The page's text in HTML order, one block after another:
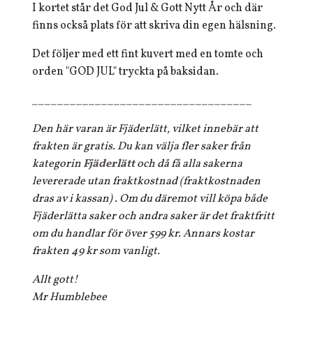
I kortet står det God Jul & Gott Nytt År och där
finns också plats för att skriva din egen hälsning.
Det följer med ett fint kuvert med en tomte och
orden "GOD JUL" tryckta på baksidan.
___________________________________
Den här varan är Fjäderlätt, vilket innebär att
frakten är gratis. Du kan välja fler saker från
kategorinFjäderlättoch då få alla sakerna
levererade utan fraktkostnad (fraktkostnaden
dras av i kassan) . Om du däremot vill köpa både
Fjäderlätta saker och andra saker är det fraktfritt
om du handlar för över 599 kr. Annars kostar
frakten 49 kr som vanligt.
Allt gott!
Mr Humblebee